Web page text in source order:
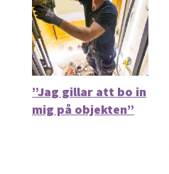
”Jag gillar att bo in
mig på objekten”